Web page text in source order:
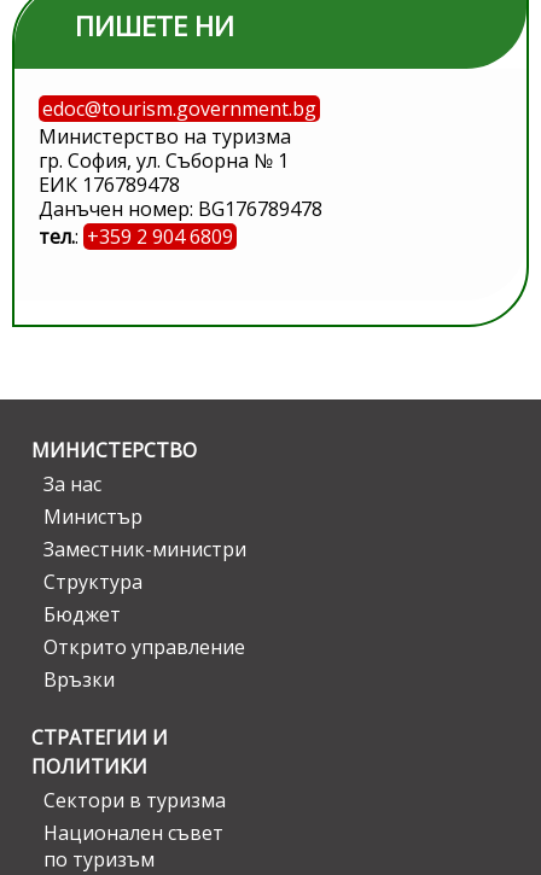
ПИШЕТЕ НИ
edoc@tourism.government.bg
Министерство на туризма
гр. София, ул. Съборна № 1
ЕИК 176789478
Данъчен номер: BG176789478
тел.: +359 2 904 6809
МИНИСТЕРСТВО
За нас
Министър
Заместник-министри
Структура
Бюджет
Открито управление
Връзки
СТРАТЕГИИ И
ПОЛИТИКИ
Сектори в туризма
Национален съвет
по туризъм